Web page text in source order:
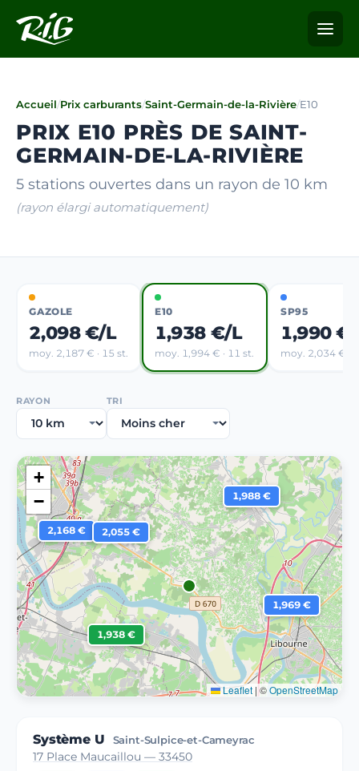
Accueil/Prix carburants/Saint-Germain-de-la-Rivière/E10
PRIX E10 PRÈS DE SAINT-
GERMAIN-DE-LA-RIVIÈRE
5 stations ouvertes dans un rayon de 10 km
(rayon élargi automatiquement)
GAZOLE
2,098 €/L
moy. 2,187 € · 15 st.
E10
1,938 €/L
moy. 1,994 € · 11 st.
SP95
1,990
moy. 2,034 € ·
RAYON TRI
1,938 €
1,969 €
1,988 €
2,055 €
2,168 €
+
−
Leaflet | ©OpenStreetMap
Système U Saint-Sulpice-et-Cameyrac
17 Place Maucaillou — 33450